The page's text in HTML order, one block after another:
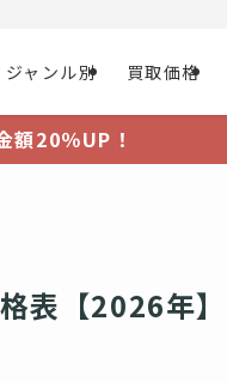
ジャンル別 買取価格
額20％UP！
表【2026年】